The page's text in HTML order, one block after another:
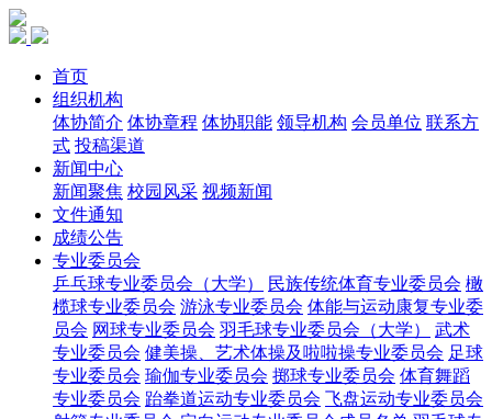
首页
组织机构
体协简介 体协章程 体协职能 领导机构 会员单位 联系方
式 投稿渠道
新闻中心
新闻聚焦 校园风采 视频新闻
文件通知
成绩公告
专业委员会
乒乓球专业委员会（大学）
民族传统体育专业委员会 橄
榄球专业委员会 游泳专业委员会 体能与运动康复专业委
员会 网球专业委员会 羽毛球专业委员会（大学）
武术
专业委员会 健美操、艺术体操及啦啦操专业委员会 足球
专业委员会 瑜伽专业委员会 掷球专业委员会 体育舞蹈
专业委员会 跆拳道运动专业委员会 飞盘运动专业委员会